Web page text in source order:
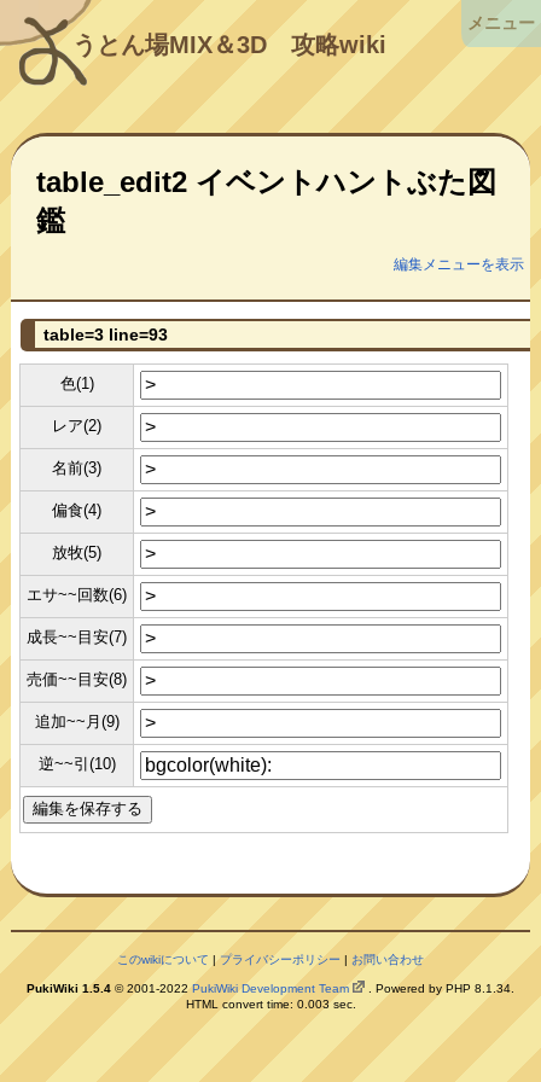
うとん場MIX＆3D攻略wiki
table_edit2 イベントハントぶた図
鑑
編集メニューを表示
table=3 line=93
色(1)
レア(2)
名前(3)
偏食(4)
放牧(5)
エサ~~回数(6)
成長~~目安(7)
売価~~目安(8)
追加~~月(9)
逆~~引(10)
このwikiについて |プライバシーポリシー | お問い合わせ
PukiWiki 1.5.4 © 2001-2022PukiWiki Development Team
. Powered by PHP 8.1.34.
HTML convert time: 0.003 sec.
メニュー